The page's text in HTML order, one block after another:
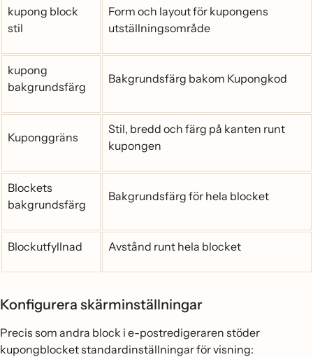
kupong block
stil
Form och layout för kupongens
utställningsområde
kupong
bakgrundsfärg
Bakgrundsfärg bakom Kupongkod
Kuponggräns
Stil, bredd och färg på kanten runt
kupongen
Blockets
bakgrundsfärg
Bakgrundsfärg för hela blocket
Blockutfyllnad Avstånd runt hela blocket
Konfigurera skärminställningar
Precis som andra block i e-postredigeraren stöder
kupongblocket standardinställningar för visning: